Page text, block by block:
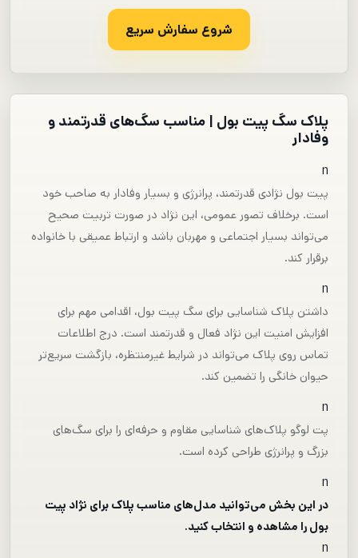
شروع سفارش سریع
پلاک سگ پیت بول | مناسب سگ‌های قدرتمند و
وفادار
n
پیت بول نژادی قدرتمند، پرانرژی و بسیار وفادار به صاحب خود
است. برخلاف تصور عمومی، این نژاد در صورت تربیت صحیح
می‌تواند بسیار اجتماعی و مهربان باشد و ارتباط عمیقی با خانواده
برقرار کند.
n
داشتن پلاک شناسایی برای سگ پیت بول، اقدامی مهم برای
افزایش امنیت این نژاد فعال و قدرتمند است. درج اطلاعات
تماس روی پلاک می‌تواند در شرایط غیرمنتظره، بازگشت سریع‌تر
حیوان خانگی را تضمین کند.
n
پت لوگو پلاک‌های شناسایی مقاوم و حرفه‌ای را برای سگ‌های
بزرگ و پرانرژی طراحی کرده است.
n
در این بخش می‌توانید مدل‌های مناسب پلاک برای نژاد پیت
بول را مشاهده و انتخاب کنید.
n